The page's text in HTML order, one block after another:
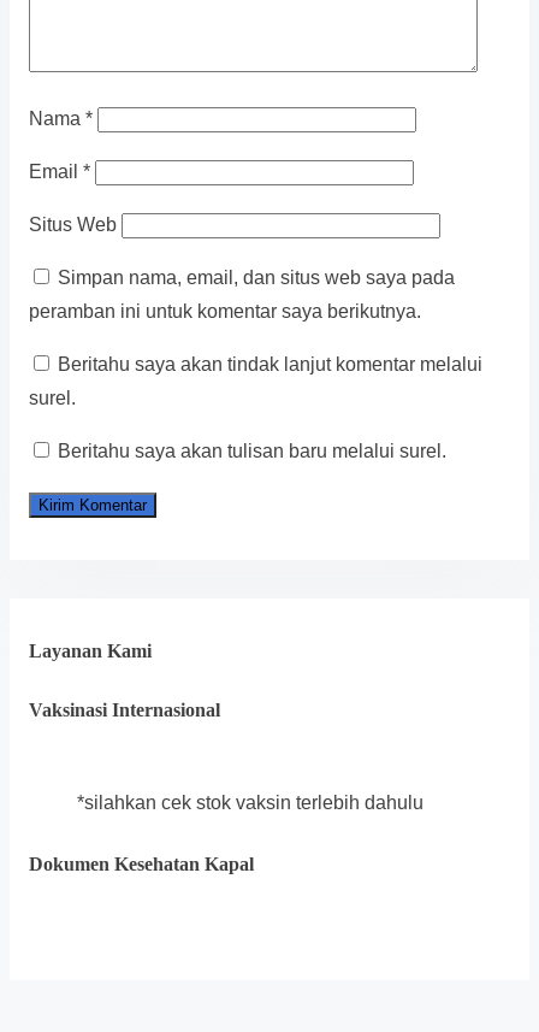
Nama *
Email *
Situs Web
Simpan nama, email, dan situs web saya pada
peramban ini untuk komentar saya berikutnya.
Beritahu saya akan tindak lanjut komentar melalui
surel.
Beritahu saya akan tulisan baru melalui surel.
Layanan Kami
Vaksinasi Internasional
*silahkan cek stok vaksin terlebih dahulu
Dokumen Kesehatan Kapal